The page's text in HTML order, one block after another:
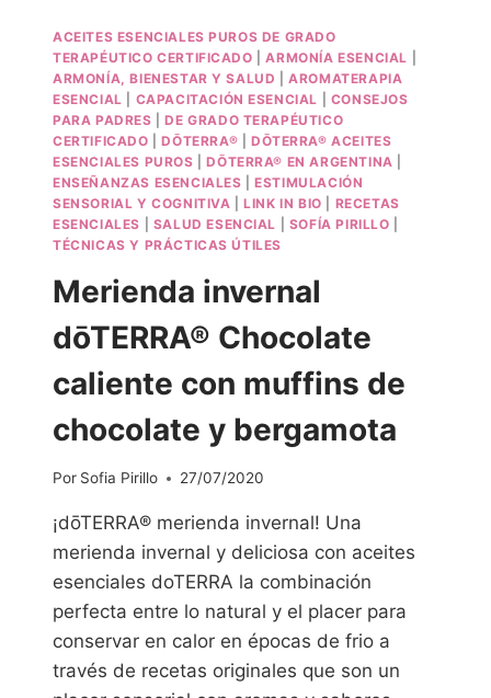
ACEITES ESENCIALES PUROS DE GRADO
TERAPÉUTICO CERTIFICADO |ARMONÍA ESENCIAL
ARMONÍA, BIENESTAR Y SALUD |AROMATERAPIA
ESENCIAL
CAPACITACIÓN ESENCIAL
CONSEJOS
PARA PADRES |DE GRADO TERAPÉUTICO
CERTIFICADO |DŌTERRA®
DŌTERRA® ACEITES
ESENCIALES PUROS |DŌTERRA® EN ARGENTINA
ENSEÑANZAS ESENCIALES |ESTIMULACIÓN
SENSORIAL Y COGNITIVA |LINK IN BIO
RECETAS
ESENCIALES
SALUD ESENCIAL SOFÍA PIRILLO
TÉCNICAS Y PRÁCTICAS ÚTILES
Merienda invernal
dōTERRA® Chocolate
caliente con muffins de
chocolate y bergamota
Por Sofia Pirillo 27/07/2020
¡dōTERRA® merienda invernal! Una
merienda invernal y deliciosa con aceites
esenciales doTERRA la combinación
perfecta entre lo natural y el placer para
conservar en calor en épocas de frio a
través de recetas originales que son un